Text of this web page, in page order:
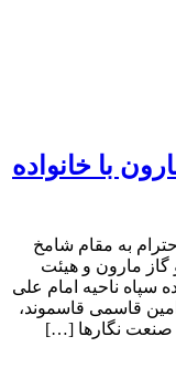
با خانواده
به مقام شامخ
مارون و هیئت
سپاه ناحیه امام علی
محمد امین قاسمی قاسموند،
صنعت نگارها […]